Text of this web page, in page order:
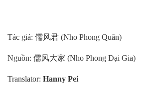
Tác giả: 儒风君 (Nho Phong Quân)
Nguồn: 儒风大家 (Nho Phong Đại Gia)
Translator: Hanny Pei